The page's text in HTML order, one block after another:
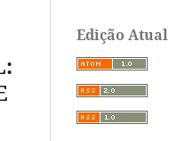
Edição Atual